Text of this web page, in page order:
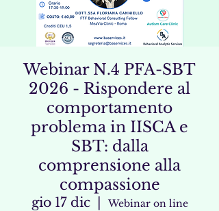
Webinar N.4 PFA-SBT
2026 - Rispondere al
comportamento
problema in IISCA e
SBT: dalla
comprensione alla
compassione
gio 17 dic
  |
Webinar on line